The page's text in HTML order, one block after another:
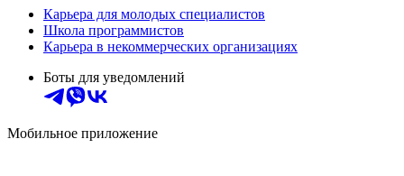
Карьера для молодых специалистов
Школа программистов
Карьера в некоммерческих организациях
Боты для уведомлений
Мобильное приложение